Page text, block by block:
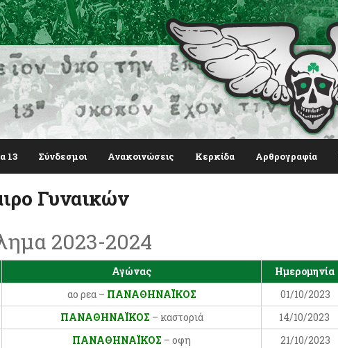
13 Σύνδεσμοι Ανακοινώσεις Κερκίδα Αρθρογραφία
Γυναικών
2023-2024
Αγώνας Ημερομηνία
αο ρεα – ΠΑΝΑΘΗΝΑΪΚΟΣ 01/10/2023
ΠΑΝΑΘΗΝΑΪΚΟΣ – καστοριά 14/10/2023
ΠΑΝΑΘΗΝΑΪΚΟΣ – οφη 21/10/2023